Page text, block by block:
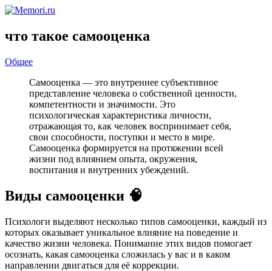
что такое самооценка
Общее
Самооценка — это внутреннее субъективное
представление человека о собственной ценности,
компетентности и значимости. Это
психологическая характеристика личности,
отражающая то, как человек воспринимает себя,
свои способности, поступки и место в мире.
Самооценка формируется на протяжении всей
жизни под влиянием опыта, окружения,
воспитания и внутренних убеждений.
Виды самооценки 🧠
Психологи выделяют несколько типов самооценки, каждый из
которых оказывает уникальное влияние на поведение и
качество жизни человека. Понимание этих видов помогает
осознать, какая самооценка сложилась у вас и в каком
направлении двигаться для её коррекции.